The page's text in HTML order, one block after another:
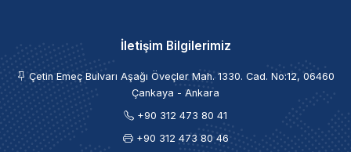
İletişim Bilgilerimiz
Çetin Emeç Bulvarı Aşağı Öveçler Mah. 1330. Cad. No:12, 06460
Çankaya - Ankara
+90 312 473 80 41
+90 312 473 80 46